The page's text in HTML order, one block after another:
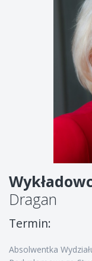
Dragan
Termin:
Absolwentka